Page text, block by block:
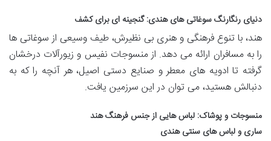
دنیای رنگارنگ سوغاتی های هندی: گنجینه ای برای کشف
هند، با تنوع فرهنگی و هنری بی نظیرش، طیف وسیعی از سوغاتی ها
را به مسافران ارائه می دهد. از منسوجات نفیس و زیورآلات درخشان
گرفته تا ادویه های معطر و صنایع دستی اصیل، هر آنچه را که به
دنبالش هستید، می توان در این سرزمین یافت.
منسوجات و پوشاک: لباس هایی از جنس فرهنگ هند
ساری و لباس های سنتی هندی